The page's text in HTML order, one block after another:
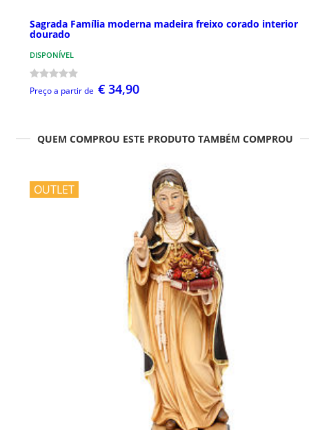
Sagrada Família moderna madeira freixo corado interior
dourado
DISPONÍVEL
Preço a partir de € 34,90
QUEM COMPROU ESTE PRODUTO TAMBÉM COMPROU
OUTLET